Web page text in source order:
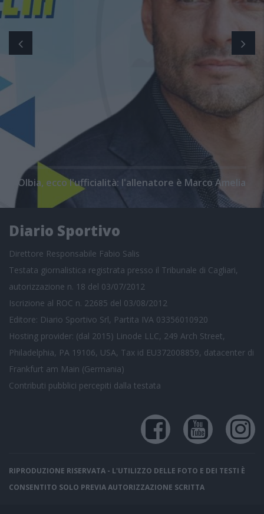
Olbia, ecco l'ufficialità: l'allenatore è Marco Amelia
Diario Sportivo
Direttore Responsabile Fabio Salis
Testata giornalistica registrata presso il Tribunale di Cagliari,
autorizzazione n. 18 del 03/07/2012
Iscrizione al ROC n. 22685 del 03/08/2012
Editore: Diario Sportivo Srl, Partita IVA 03356010920
Hosting provider: (dal 2015) Linode LLC, 249 Arch Street,
Philadelphia, PA 19106, USA, Tax id EU372008859, datacenter di
Frankfurt am Main (Germania)
Contributi pubblici percepiti dalla testata
RIPRODUZIONE RISERVATA - L'UTILIZZO DELLE FOTO E DEI TESTI È
CONSENTITO SOLO PREVIA AUTORIZZAZIONE SCRITTA